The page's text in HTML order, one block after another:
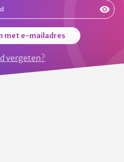
met e-mailadres
vergeten?